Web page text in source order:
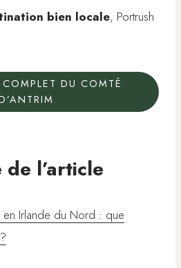
bien locale, Portrush
DU COMTÉ
l’article
en Irlande du Nord : que